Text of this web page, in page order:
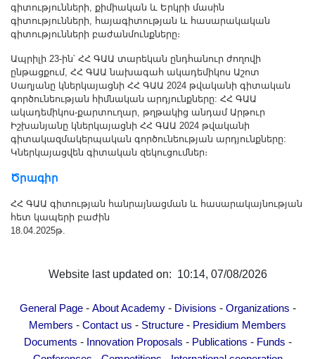
Videogallery
Web Resources
"Gitutyun" newspaper
"In the World of Science" Journal
Publications in Press
Notices
Anniversaries
Universities
News
Scientific Results
Announcements
Sitemap
Search
գիտությունների, քիմիական և Երկրի մասին
գիտությունների, հայագիտության և հասարակական
գիտությունների բաժանմունքները։
Ապրիլի 23-ին՝ ՀՀ ԳԱԱ տարեկան ընդհանուր ժողովի
ընթացքում, ՀՀ ԳԱԱ նախագահ ակադեմիկոս Աշոտ
Սաղյանը կներկայացնի ՀՀ ԳԱԱ 2024 թվականի գիտական
գործունեության հիմնական արդյունքները: ՀՀ ԳԱԱ
ակադեմիկոս-քարտուղար, թղթակից անդամ Արթուր
Իշխանյանը կներկայացնի ՀՀ ԳԱԱ 2024 թվականի
գիտակազմակերպական գործունեության արդյունքները:
Կներկայացվեն գիտական զեկուցումներ։
Ծրագիր
ՀՀ ԳԱԱ գիտության հանրայնացման և հասարակայնության
հետ կապերի բաժին
18.04.2025թ.
Website last updated on: 10:14, 07/08/2026
General Page- About Academy- Divisions - Organizations -
Members - Contact us - Structure - Presidium Members
Documents - Innovation Proposals - Publications - Funds -